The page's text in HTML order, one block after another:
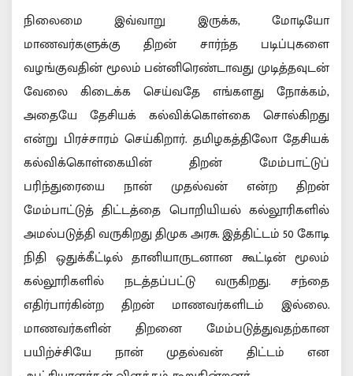
நிலைமை இவ்வாறு இருக்க, மோடியோ
மாணவர்களுக்கு திறன் சார்ந்த படிப்புகளை
வழங்குவதின் மூலம் பன்னிரெண்டாவது முடித்தவுடன்
வேலை கிடைக்க செய்வதே எங்களது நோக்கம்,
அதையே தேசியக் கல்விக்கொள்கை சொல்கிறது
என்று பிரச்சாரம் செய்கிறார். தமிழகத்திலோ தேசியக்
கல்விக்கொள்கையின் திறன் மேம்பாட்டுப்
பரிந்துரையை நான் முதல்வன் என்ற திறன்
மேம்பாட்டுத் திட்டத்தை பொறியியல் கல்லூரிகளில்
அமல்படுத்தி வருகிறது திமுக அரசு. இத்திட்டம் 50 கோடி
நிதி ஒதுக்கீட்டில் தானியாருடனான கூட்டின் மூலம்
கல்லூரிகளில் நடத்தப்பட்டு வருகிறது. சந்தை
எதிர்பார்கின்ற திறன் மாணவர்களிடம் இல்லை.
மாணவர்களின் திறனை மேம்படுத்துவதற்கான
பயிற்ச்சியே நான் முதல்வன் திட்டம் என